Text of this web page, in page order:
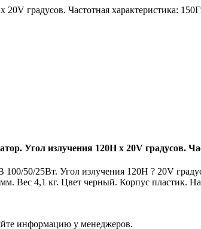
градусов. Частотная характеристика:
Угол излучения 120H х 20V градусов.
50/25Вт. Угол излучения 120H ? 20V
Вес 4,1 кг. Цвет черный. Корпус пластик.
информацию у менеджеров.